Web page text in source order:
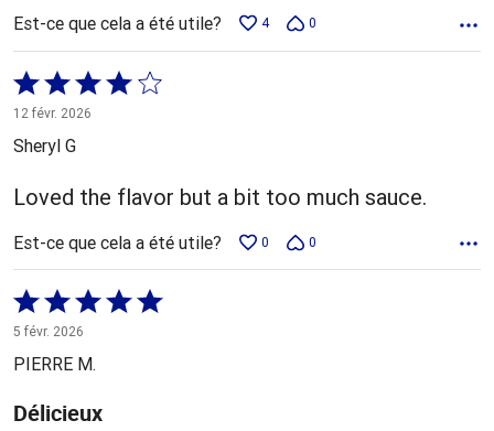
Est-ce que cela a été utile? 4 0
Coté
4 sur
5
12 févr. 2026
Sheryl G
Loved the flavor but a bit too much sauce.
Est-ce que cela a été utile? 0 0
Coté
5 sur
5
5 févr. 2026
PIERRE M.
Délicieux